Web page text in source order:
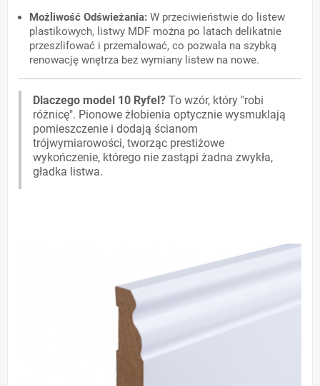
Możliwość Odświeżania: W przeciwieństwie do listew
plastikowych, listwy MDF można po latach delikatnie
przeszlifować i przemalować, co pozwala na szybką
renowację wnętrza bez wymiany listew na nowe.
Dlaczego model 10 Ryfel? To wzór, który "robi
różnicę". Pionowe żłobienia optycznie wysmuklają
pomieszczenie i dodają ścianom
trójwymiarowości, tworząc prestiżowe
wykończenie, którego nie zastąpi żadna zwykła,
gładka listwa.